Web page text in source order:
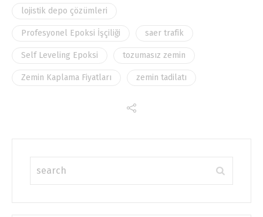
lojistik depo çözümleri
Profesyonel Epoksi İşçiliği saer trafik
Self Leveling Epoksi tozumasız zemin
Zemin Kaplama Fiyatları zemin tadilatı